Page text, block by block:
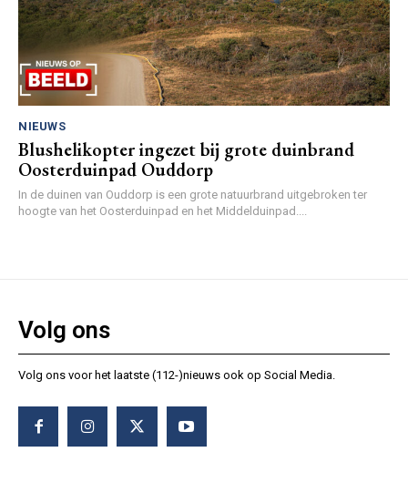
NIEUWS
Blushelikopter ingezet bij grote duinbrand
Oosterduinpad Ouddorp
In de duinen van Ouddorp is een grote natuurbrand uitgebroken ter
hoogte van het Oosterduinpad en het Middelduinpad....
Volg ons
Volg ons voor het laatste (112-)nieuws ook op Social Media.